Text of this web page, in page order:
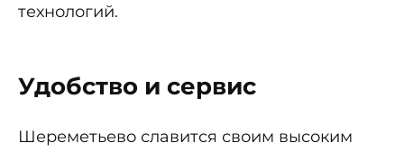
технологий.
Удобство и сервис
Шереметьево славится своим высоким